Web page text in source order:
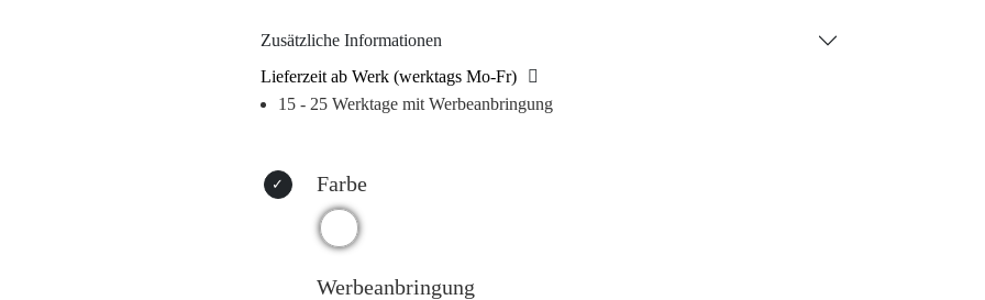
Zusätzliche Informationen
Lieferzeit ab Werk (werktags Mo-Fr)
15 - 25 Werktage mit Werbeanbringung
Farbe
Werbeanbringung